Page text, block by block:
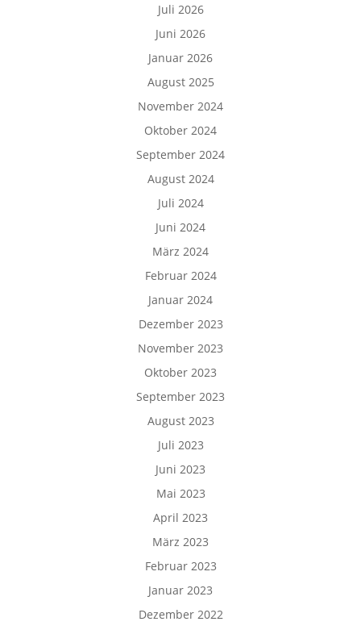
Juli 2026
Juni 2026
Januar 2026
August 2025
November 2024
Oktober 2024
September 2024
August 2024
Juli 2024
Juni 2024
März 2024
Februar 2024
Januar 2024
Dezember 2023
November 2023
Oktober 2023
September 2023
August 2023
Juli 2023
Juni 2023
Mai 2023
April 2023
März 2023
Februar 2023
Januar 2023
Dezember 2022